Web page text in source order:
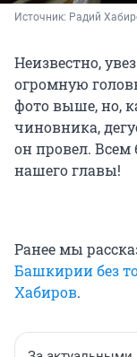
Источник: Радий
Неизвестно,
огромную
фото выше, но,
чиновника,
он провел. Всем
нашего главы!
Ранее мы
Башкирии без
Хабиров.